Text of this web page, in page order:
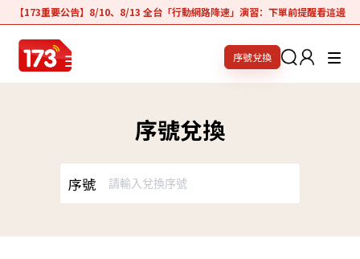
【173重要公告】8/10、8/13 全台「行動網路降速」演習：下單前提醒看這邊
序號兌換
序號兌換
序號